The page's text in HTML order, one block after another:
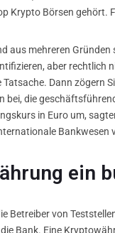
Krypto Börsen gehört.
aus mehreren
aber rechtlich
Dann zögern
bei, die
in Euro um,
Bankwesen
ein
Betreiber von
Bank. Eine